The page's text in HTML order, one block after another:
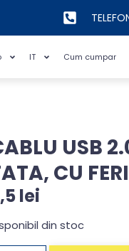
IT Cum cumpar
USB
CU
lei
din stoc